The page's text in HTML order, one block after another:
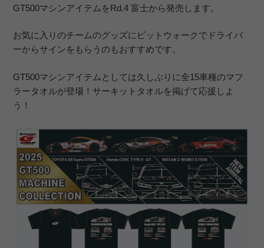
GT500マシンアイテムをRd.4 富士から発売します。
お気に入りのチームのグッズにピットウォークでドライバ
ーからサインをもらうのもおすすめです。
GT500マシンアイテムとしては久しぶりに全15車種のマフ
ラータオルが登場！サーキットタオルを掲げて応援しよ
う！